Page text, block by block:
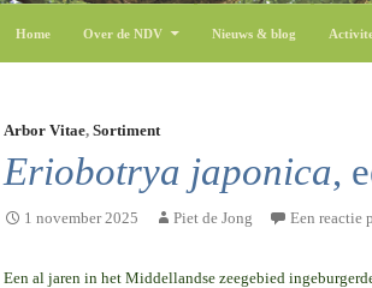
Home
Over de NDV Nieuws & blog
Arbor Vitae, Sortiment
Eriobotrya japonica,
1 november 2025 Piet de Jong Een reactie
Een al jaren in het Middellandse zeegebied